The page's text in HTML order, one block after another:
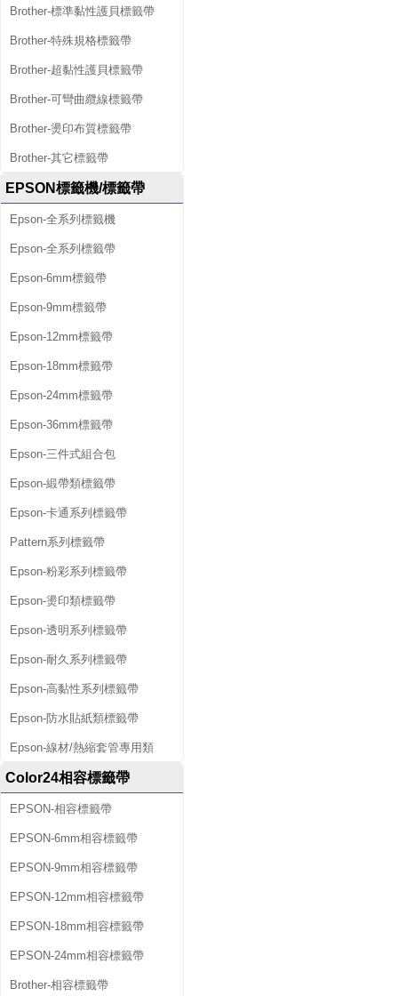
Brother-標準黏性護貝標籤帶
Brother-特殊規格標籤帶
Brother-超黏性護貝標籤帶
Brother-可彎曲纜線標籤帶
Brother-燙印布質標籤帶
Brother-其它標籤帶
EPSON標籤機/標籤帶
Epson-全系列標籤機
Epson-全系列標籤帶
Epson-6mm標籤帶
Epson-9mm標籤帶
Epson-12mm標籤帶
Epson-18mm標籤帶
Epson-24mm標籤帶
Epson-36mm標籤帶
Epson-三件式組合包
Epson-緞帶類標籤帶
Epson-卡通系列標籤帶
Pattern系列標籤帶
Epson-粉彩系列標籤帶
Epson-燙印類標籤帶
Epson-透明系列標籤帶
Epson-耐久系列標籤帶
Epson-高黏性系列標籤帶
Epson-防水貼紙類標籤帶
Epson-線材/熱縮套管專用類
Color24相容標籤帶
EPSON-相容標籤帶
EPSON-6mm相容標籤帶
EPSON-9mm相容標籤帶
EPSON-12mm相容標籤帶
EPSON-18mm相容標籤帶
EPSON-24mm相容標籤帶
Brother-相容標籤帶